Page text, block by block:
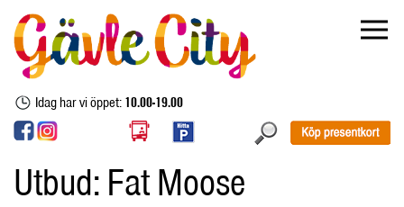
Idag har vi öppet:10.00-19.00
Utbud: Fat Moose